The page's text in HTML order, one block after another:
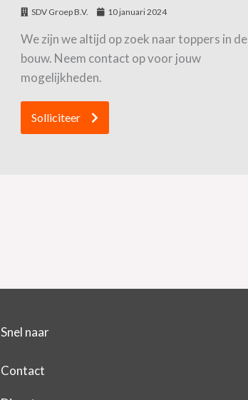
SDV Groep B.V. 10 januari 2024
We zijn we altijd op zoek naar toppers in de
bouw. Neem contact op voor jouw
mogelijkheden.
Solliciteer
Snel naar
Contact